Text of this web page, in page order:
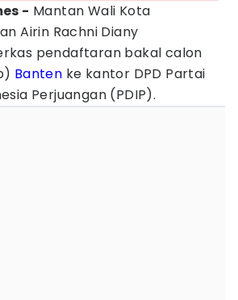
- Mantan Wali Kota
Airin Rachni Diany
pendaftaran bakal calon
Banten ke kantor DPD Partai
Perjuangan (PDIP).